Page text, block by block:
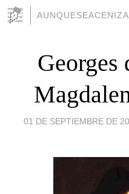
AUNQUESEACENIZA
Georges
01 DE SEPTIEMBRE DE